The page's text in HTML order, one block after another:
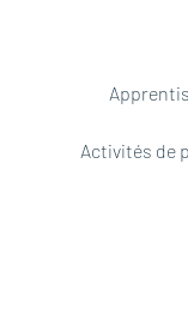
Activités de